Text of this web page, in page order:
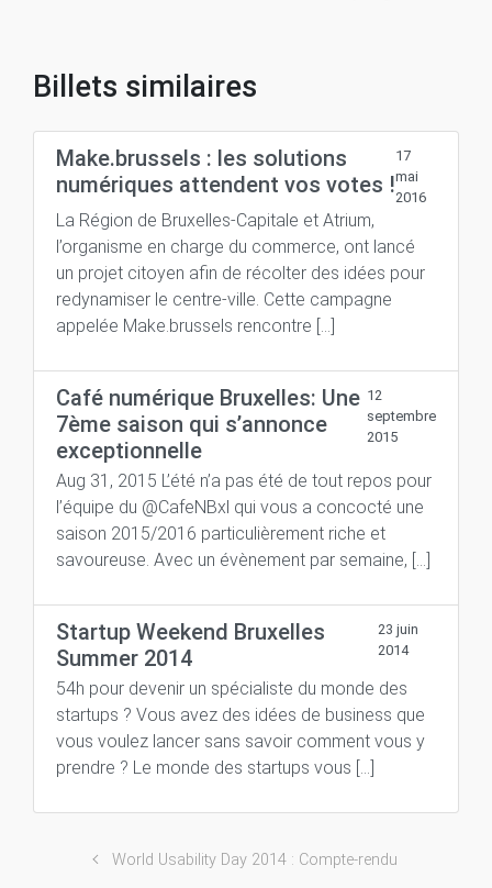
Billets similaires
Make.brussels : les solutions
numériques attendent vos votes !
17
mai
2016
La Région de Bruxelles-Capitale et Atrium,
l’organisme en charge du commerce, ont lancé
un projet citoyen afin de récolter des idées pour
redynamiser le centre-ville. Cette campagne
appelée Make.brussels rencontre […]
Café numérique Bruxelles: Une
7ème saison qui s’annonce
exceptionnelle
12
septembre
2015
Aug 31, 2015 L’été n’a pas été de tout repos pour
l’équipe du @CafeNBxl qui vous a concocté une
saison 2015/2016 particulièrement riche et
savoureuse. Avec un évènement par semaine, […]
Startup Weekend Bruxelles
Summer 2014
23 juin
2014
54h pour devenir un spécialiste du monde des
startups ? Vous avez des idées de business que
vous voulez lancer sans savoir comment vous y
prendre ? Le monde des startups vous […]
World Usability Day 2014 : Compte-rendu